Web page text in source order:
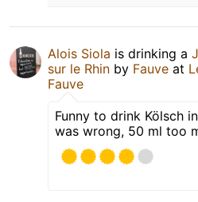
Alois Siola is drinking a
sur le Rhin by Fauve at
Fauve
Funny to drink Kölsch
was wrong, 50 ml too